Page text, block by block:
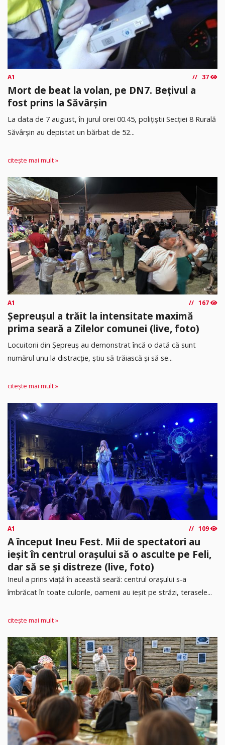
A1 37
Mort de beat la volan, pe DN7. Bețivul a
fost prins la Săvârșin
​La data de 7 august, în jurul orei 00.45, polițiștii Secției 8 Rurală
Săvârșin au depistat un bărbat de 52...
citește mai mult »
A1 167
Șepreușul a trăit la intensitate maximă
prima seară a Zilelor comunei (live, foto)
Locuitorii din Șepreuș au demonstrat încă o dată că sunt
numărul unu la distracție, știu să trăiască și să se...
citește mai mult »
A1 109
A început Ineu Fest. Mii de spectatori au
ieșit în centrul orașului să o asculte pe Feli,
dar să se și distreze (live, foto)
Ineul a prins viață în această seară: centrul orașului s-a
îmbrăcat în toate culorile, oamenii au ieșit pe străzi, terasele...
citește mai mult »